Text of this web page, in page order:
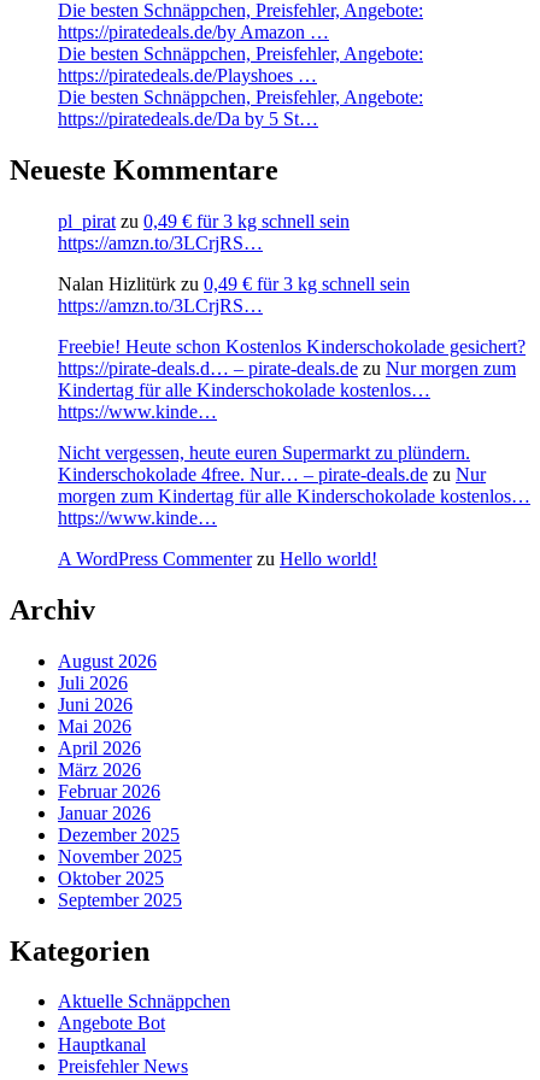
Die besten Schnäppchen, Preisfehler, Angebote:
https://piratedeals.de/by Amazon …
Die besten Schnäppchen, Preisfehler, Angebote:
https://piratedeals.de/Playshoes …
Die besten Schnäppchen, Preisfehler, Angebote:
https://piratedeals.de/Da by 5 St…
Neueste Kommentare
pl_pirat zu 0,49 € für 3 kg schnell sein
https://amzn.to/3LCrjRS…
Nalan Hizlitürk zu 0,49 € für 3 kg schnell sein
https://amzn.to/3LCrjRS…
Freebie! Heute schon Kostenlos Kinderschokolade gesichert?
https://pirate-deals.d… – pirate-deals.de zu Nur morgen zum
Kindertag für alle Kinderschokolade kostenlos…
https://www.kinde…
Nicht vergessen, heute euren Supermarkt zu plündern.
Kinderschokolade 4free. Nur… – pirate-deals.de zu Nur
morgen zum Kindertag für alle Kinderschokolade kostenlos…
https://www.kinde…
A WordPress Commenterzu Hello world!
Archiv
August 2026
Juli 2026
Juni 2026
Mai 2026
April 2026
März 2026
Februar 2026
Januar 2026
Dezember 2025
November 2025
Oktober 2025
September 2025
Kategorien
Aktuelle Schnäppchen
Angebote Bot
Hauptkanal
Preisfehler News